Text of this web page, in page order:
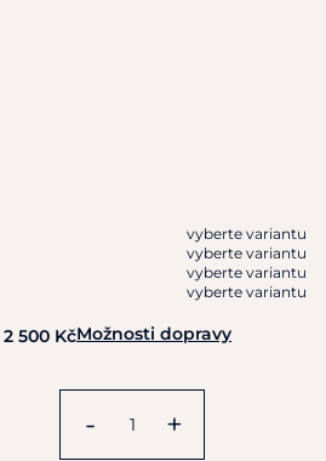
vyberte variantu
vyberte variantu
vyberte variantu
vyberte variantu
2 500 KčMožnosti dopravy
- +